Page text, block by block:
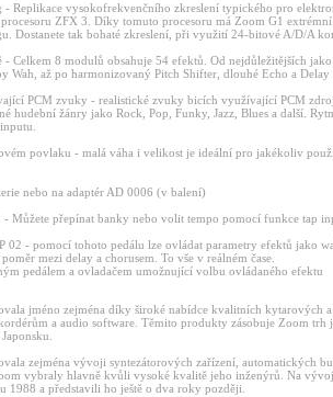
Replikace vysokofrekvenčního zkreslení typického pro
ZFX 3. Díky tomuto procesoru má Zoom G1
Dostanete tak bohaté zkreslení, při využití 24-bitové A/D/A
Celkem 8 modulů obsahuje 54 efektů. Od nejdůležitějších
Wah, až po harmonizovaný Pitch Shifter, dlouhé Echo a Delay
PCM zvuky - realistické zvuky bicích využívající PCM
hudební žánry jako Rock, Pop, Funky, Jazz, Blues a další.
povlaku - malá váha i velikost je ideální pro jakékoliv
nebo na adaptér AD 0006 (v balení)
Můžete přepínat banky nebo volit tempo pomocí funkce tap
02 - pomocí tohoto pedálu lze ovládat parametry efektů jako
mezi delay a chorusem. To vše v reálném čase.
pedálem a ovladačem umožnující volbu ovládaného efektu
jméno zejména díky široké nabídce kvalitních kytarových
a audio software. Těmito produkty zásobuje Zoom trh
zejména vývoji syntezátorových zařízení, automatických
vybraly hlavně kvůli vysoké kvalitě jeho inženýrů. Na
1988 a představili ho ještě o dva roky později.